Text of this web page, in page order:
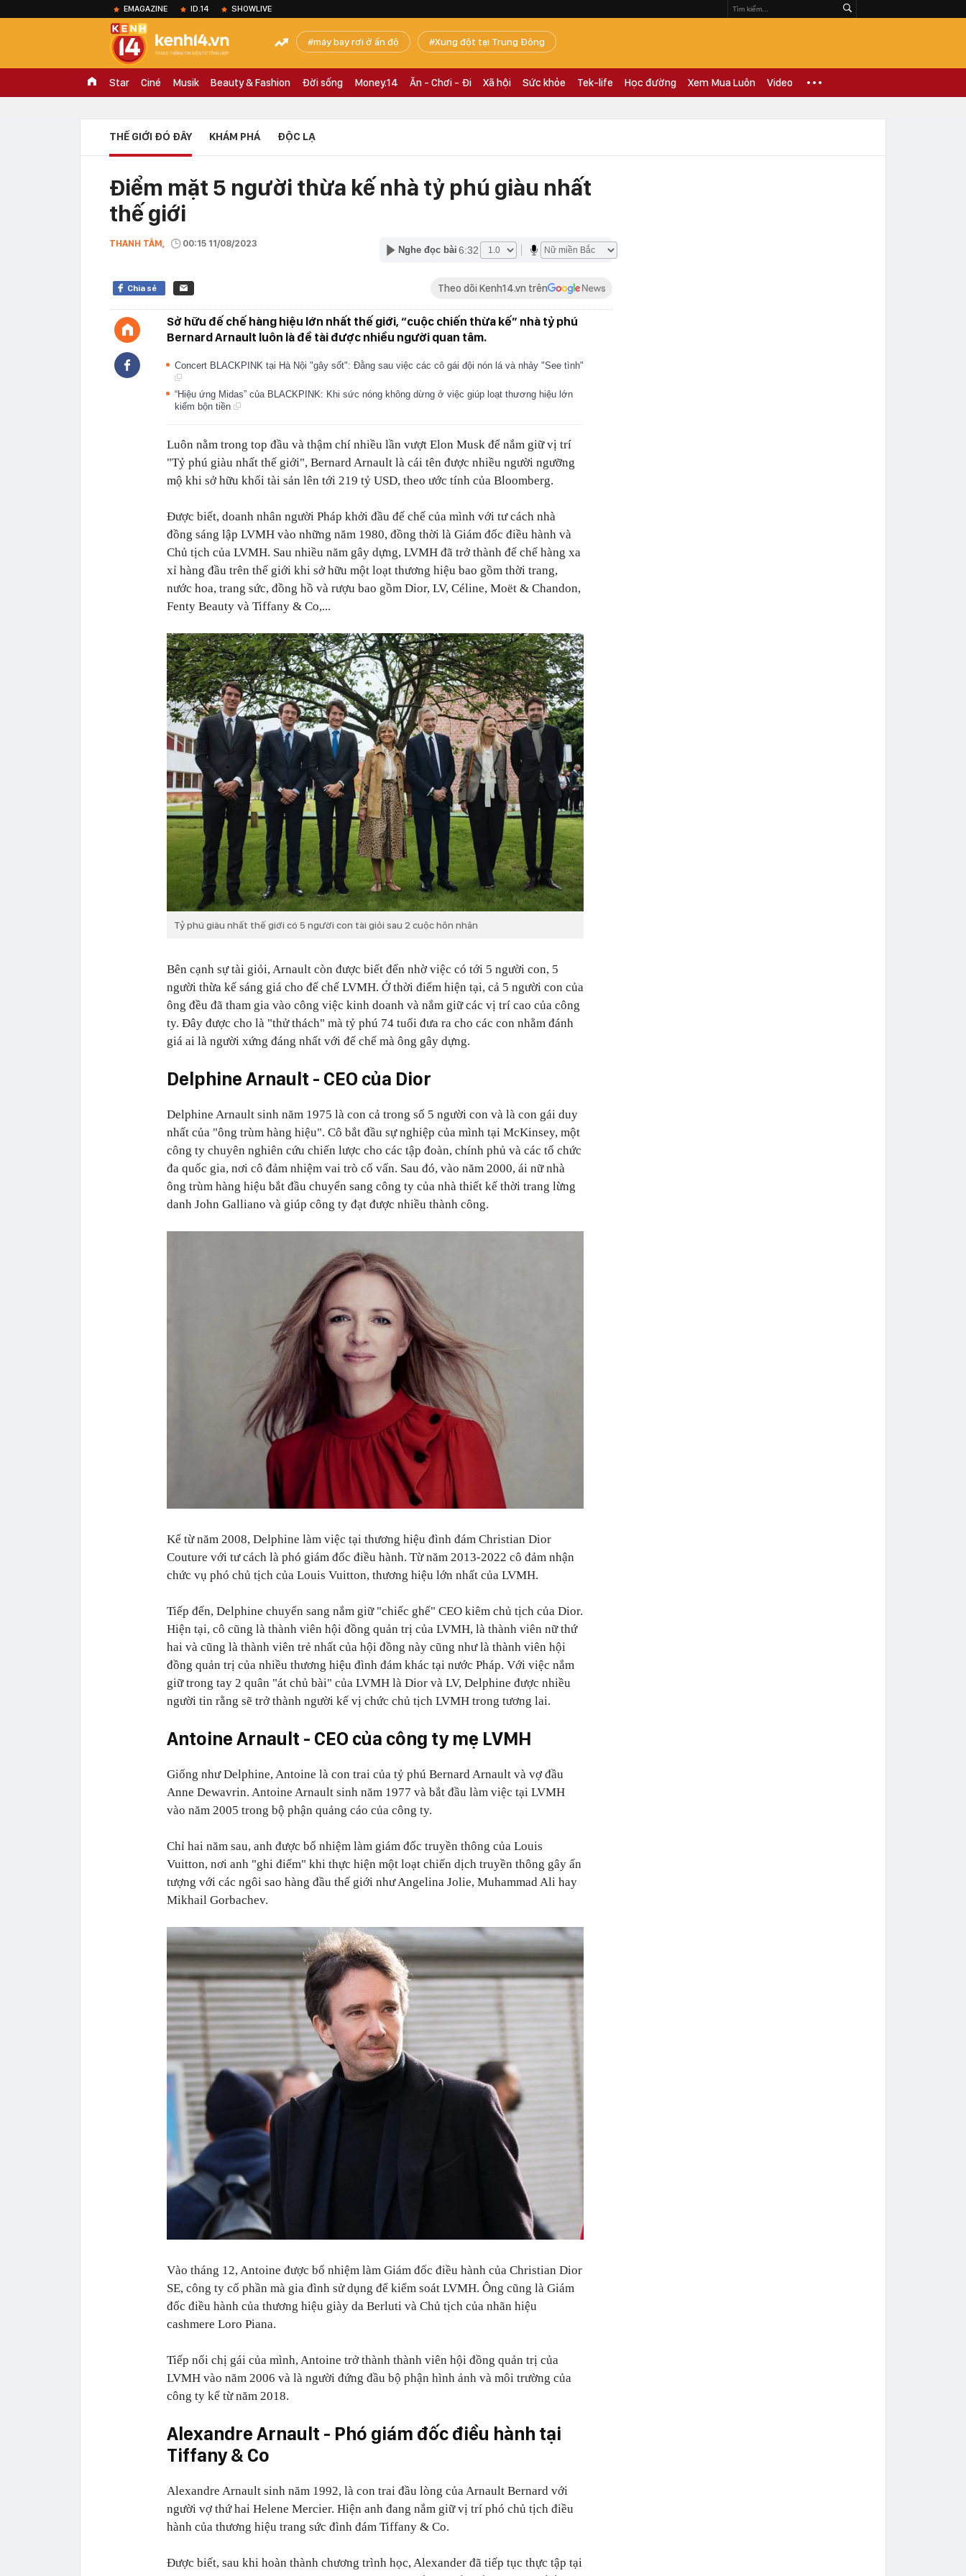
EMAGAZINE ID.14 SHOWLIVE
máy bay rơi ở ấn độ Xung đột tại Trung Đông
Star Ciné Musik Beauty & Fashion Đời sống Money.14 Ăn - Chơi - Đi Xã hội Sức khỏe Tek-life Học đường Xem Mua Luôn Video
THẾ GIỚI ĐÓ ĐÂY KHÁM PHÁ ĐỘC LẠ
Điểm mặt 5 người thừa kế nhà tỷ phú giàu nhất
thế giới
THANH TÂM, 00:15 11/08/2023
Nghe đọc bài 6:32
Chia sẻ Theo dõi Kenh14.vn trên
Sở hữu đế chế hàng hiệu lớn nhất thế giới, “cuộc chiến thừa kế” nhà tỷ phú
Bernard Arnault luôn là đề tài được nhiều người quan tâm.
Concert BLACKPINK tại Hà Nội "gây sốt": Đằng sau việc các cô gái đội nón lá và nhảy "See tình"
“Hiệu ứng Midas” của BLACKPINK: Khi sức nóng không dừng ở việc giúp loạt thương hiệu lớn
kiếm bộn tiền
Luôn nằm trong top đầu và thậm chí nhiều lần vượt Elon Musk để nắm giữ vị trí
"Tỷ phú giàu nhất thế giới", Bernard Arnault là cái tên được nhiều người ngưỡng
mộ khi sở hữu khối tài sản lên tới 219 tỷ USD, theo ước tính của Bloomberg.
Được biết, doanh nhân người Pháp khởi đầu đế chế của mình với tư cách nhà
đồng sáng lập LVMH vào những năm 1980, đồng thời là Giám đốc điều hành và
Chủ tịch của LVMH. Sau nhiều năm gây dựng, LVMH đã trở thành đế chế hàng xa
xỉ hàng đầu trên thế giới khi sở hữu một loạt thương hiệu bao gồm thời trang,
nước hoa, trang sức, đồng hồ và rượu bao gồm Dior, LV, Céline, Moët & Chandon,
Fenty Beauty và Tiffany & Co,...
Tỷ phú giàu nhất thế giới có 5 người con tài giỏi sau 2 cuộc hôn nhân
Bên cạnh sự tài giỏi, Arnault còn được biết đến nhờ việc có tới 5 người con, 5
người thừa kế sáng giá cho đế chế LVMH. Ở thời điểm hiện tại, cả 5 người con của
ông đều đã tham gia vào công việc kinh doanh và nắm giữ các vị trí cao của công
ty. Đây được cho là "thử thách" mà tỷ phú 74 tuổi đưa ra cho các con nhằm đánh
giá ai là người xứng đáng nhất với đế chế mà ông gây dựng.
Delphine Arnault - CEO của Dior
Delphine Arnault sinh năm 1975 là con cả trong số 5 người con và là con gái duy
nhất của "ông trùm hàng hiệu". Cô bắt đầu sự nghiệp của mình tại McKinsey, một
công ty chuyên nghiên cứu chiến lược cho các tập đoàn, chính phủ và các tổ chức
đa quốc gia, nơi cô đảm nhiệm vai trò cố vấn. Sau đó, vào năm 2000, ái nữ nhà
ông trùm hàng hiệu bắt đầu chuyển sang công ty của nhà thiết kế thời trang lừng
danh John Galliano và giúp công ty đạt được nhiều thành công.
Kể từ năm 2008, Delphine làm việc tại thương hiệu đình đám Christian Dior
Couture với tư cách là phó giám đốc điều hành. Từ năm 2013-2022 cô đảm nhận
chức vụ phó chủ tịch của Louis Vuitton, thương hiệu lớn nhất của LVMH.
Tiếp đến, Delphine chuyển sang nắm giữ "chiếc ghế" CEO kiêm chủ tịch của Dior.
Hiện tại, cô cũng là thành viên hội đồng quản trị của LVMH, là thành viên nữ thứ
hai và cũng là thành viên trẻ nhất của hội đồng này cũng như là thành viên hội
đồng quản trị của nhiều thương hiệu đình đám khác tại nước Pháp. Với việc nắm
giữ trong tay 2 quân "át chủ bài" của LVMH là Dior và LV, Delphine được nhiều
người tin rằng sẽ trở thành người kế vị chức chủ tịch LVMH trong tương lai.
Antoine Arnault - CEO của công ty mẹ LVMH
Giống như Delphine, Antoine là con trai của tỷ phú Bernard Arnault và vợ đầu
Anne Dewavrin. Antoine Arnault sinh năm 1977 và bắt đầu làm việc tại LVMH
vào năm 2005 trong bộ phận quảng cáo của công ty.
Chỉ hai năm sau, anh được bổ nhiệm làm giám đốc truyền thông của Louis
Vuitton, nơi anh "ghi điểm" khi thực hiện một loạt chiến dịch truyền thông gây ấn
tượng với các ngôi sao hàng đầu thế giới như Angelina Jolie, Muhammad Ali hay
Mikhail Gorbachev.
Vào tháng 12, Antoine được bổ nhiệm làm Giám đốc điều hành của Christian Dior
SE, công ty cổ phần mà gia đình sử dụng để kiểm soát LVMH. Ông cũng là Giám
đốc điều hành của thương hiệu giày da Berluti và Chủ tịch của nhãn hiệu
cashmere Loro Piana.
Tiếp nối chị gái của mình, Antoine trở thành thành viên hội đồng quản trị của
LVMH vào năm 2006 và là người đứng đầu bộ phận hình ảnh và môi trường của
công ty kể từ năm 2018.
Alexandre Arnault - Phó giám đốc điều hành tại
Tiffany & Co
Alexandre Arnault sinh năm 1992, là con trai đầu lòng của Arnault Bernard với
người vợ thứ hai Helene Mercier. Hiện anh đang nắm giữ vị trí phó chủ tịch điều
hành của thương hiệu trang sức đình đám Tiffany & Co.
Được biết, sau khi hoàn thành chương trình học, Alexander đã tiếp tục thực tập tại